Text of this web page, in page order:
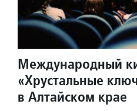
Международный
«Хрустальные
в Алтайском крае